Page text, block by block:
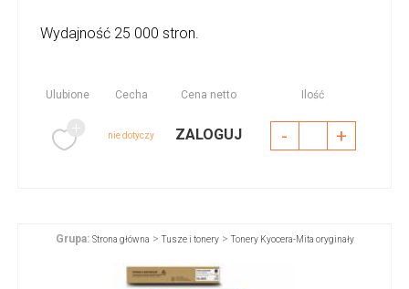
Wydajność 25 000 stron.
Ulubione Cecha Cena netto Ilość
nie dotyczy ZALOGUJ - +
Grupa: Strona główna >Tusze i tonery>Tonery Kyocera-Mita oryginały